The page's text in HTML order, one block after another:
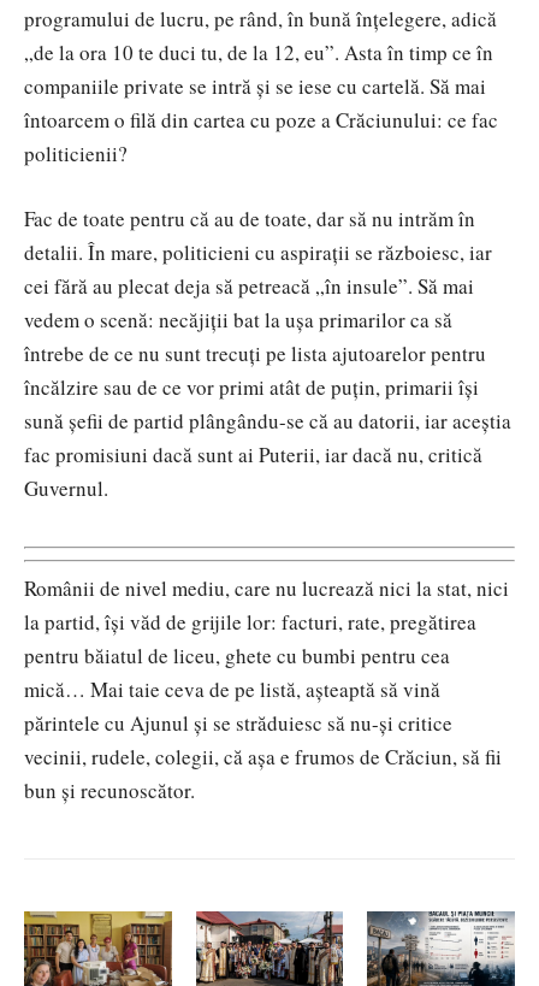
programului de lucru, pe rând, în bună înțelegere, adică
„de la ora 10 te duci tu, de la 12, eu”. Asta în timp ce în
companiile private se intră și se iese cu cartelă. Să mai
întoarcem o filă din cartea cu poze a Crăciunului: ce fac
politicienii?
Fac de toate pentru că au de toate, dar să nu intrăm în
detalii. În mare, politicieni cu aspirații se războiesc, iar
cei fără au plecat deja să petreacă „în insule”. Să mai
vedem o scenă: necăjiții bat la ușa primarilor ca să
întrebe de ce nu sunt trecuți pe lista ajutoarelor pentru
încălzire sau de ce vor primi atât de puțin, primarii își
sună șefii de partid plângându-se că au datorii, iar aceștia
fac promisiuni dacă sunt ai Puterii, iar dacă nu, critică
Guvernul.
Românii de nivel mediu, care nu lucrează nici la stat, nici
la partid, își văd de grijile lor: facturi, rate, pregătirea
pentru băiatul de liceu, ghete cu bumbi pentru cea
mică… Mai taie ceva de pe listă, așteaptă să vină
părintele cu Ajunul și se străduiesc să nu-și critice
vecinii, rudele, colegii, că așa e frumos de Crăciun, să fii
bun și recunoscător.